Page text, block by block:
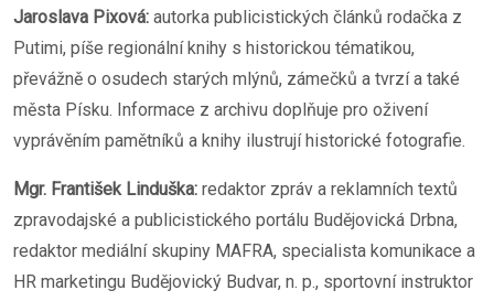
Jaroslava Pixová: autorka publicistických článků rodačka z
Putimi, píše regionální knihy s historickou tématikou,
převážně o osudech starých mlýnů, zámečků a tvrzí a také
města Písku. Informace z archivu doplňuje pro oživení
vyprávěním pamětníků a knihy ilustrují historické fotografie.
Mgr. František Linduška: redaktor zpráv a reklamních textů
zpravodajské a publicistického portálu Budějovická Drbna,
redaktor mediální skupiny MAFRA, specialista komunikace a
HR marketingu Budějovický Budvar, n. p., sportovní instruktor